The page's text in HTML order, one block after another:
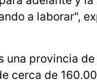
a laborar",
una provincia
cerca de